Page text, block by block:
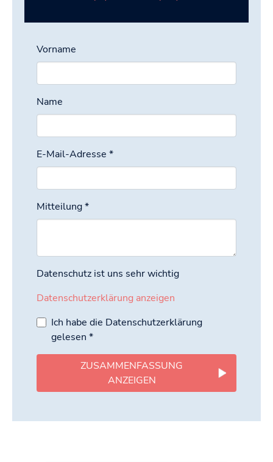
Vorname
Name
E-Mail-Adresse *
Mitteilung*
Datenschutz ist uns sehr wichtig
Datenschutzerklärung anzeigen
Ich habe die Datenschutzerklärung
gelesen *
ZUSAMMENFASSUNG
ANZEIGEN